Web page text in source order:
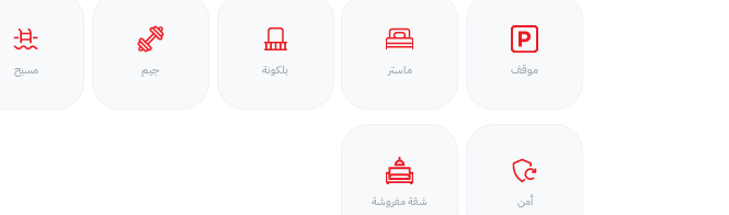
موقف ماستر بلكونة جيم مسبح
أمن شقة مفروشة